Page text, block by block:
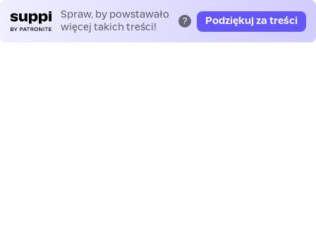
Spraw, by powstawało
więcej takich treści!
? Podziękuj za treści